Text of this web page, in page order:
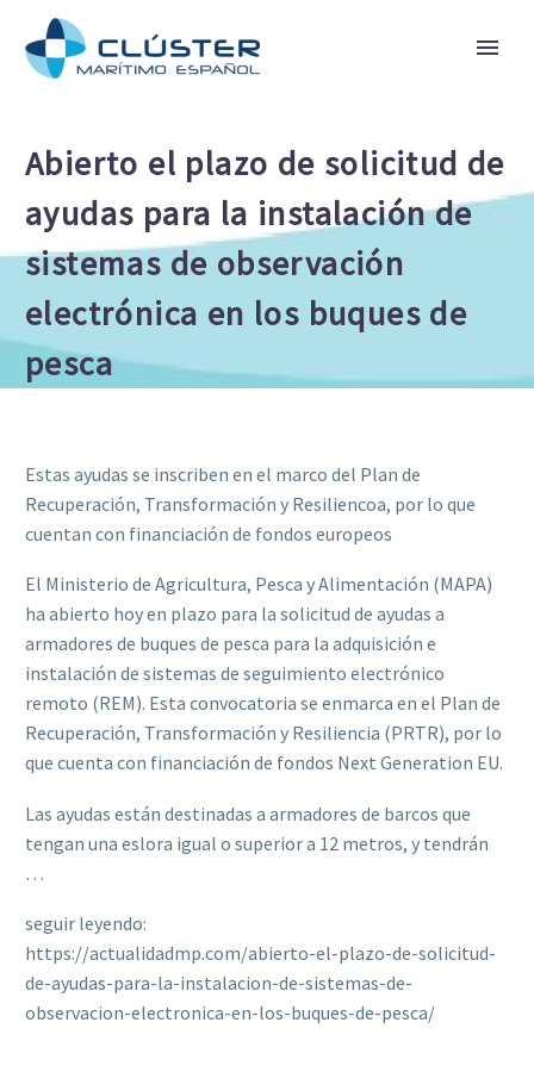
Abierto el plazo de solicitud de
ayudas para la instalación de
sistemas de observación
electrónica en los buques de
pesca
Estas ayudas se inscriben en el marco del Plan de
Recuperación, Transformación y Resiliencoa, por lo que
cuentan con financiación de fondos europeos
El Ministerio de Agricultura, Pesca y Alimentación (MAPA)
ha abierto hoy en plazo para la solicitud de ayudas a
armadores de buques de pesca para la adquisición e
instalación de sistemas de seguimiento electrónico
remoto (REM). Esta convocatoria se enmarca en el Plan de
Recuperación, Transformación y Resiliencia (PRTR), por lo
que cuenta con financiación de fondos Next Generation EU.
Las ayudas están destinadas a armadores de barcos que
tengan una eslora igual o superior a 12 metros, y tendrán
…
seguir leyendo:
https://actualidadmp.com/abierto-el-plazo-de-solicitud-
de-ayudas-para-la-instalacion-de-sistemas-de-
observacion-electronica-en-los-buques-de-pesca/